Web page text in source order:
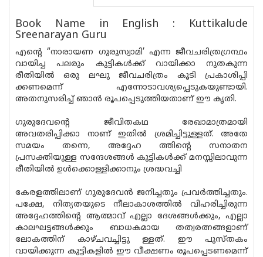
Book Name in English : Kuttikalude
Sreenarayan Guru
എന്റെ “നാരായണ ഗുരുസ്വാമി’ എന്ന ജീവചരിത്രഗ്രന്ഥം
വായിച്ച പലരും കുട്ടികൾക്ക് വായിക്കാ നുതകുന്ന
രീതിയിൽ ഒരു ലഘു ജീവചരിത്രം കൂടി പ്രകാശിപ്പി
ക്കണമെന്ന് എന്നോടാവശ്യപ്പെടുകയുണ്ടായി.
അതനുസരിച്ച് ഞാൻ രൂപപ്പെടുത്തിയതാണ് ഈ കൃതി.
ഗുരുദേവന്റെ ജീവിതകഥ രേഖാമാത്രമായി
അവതരിപ്പിക്കാ നാണ് ഇതിൽ ശ്രമിച്ചിട്ടുള്ളത്. അതേ
സമയം തന്നെ, അദ്ദേഹ ത്തിന്റെ സനാതന
പ്രസക്തിയുള്ള സന്ദേശങ്ങൾ കുട്ടികൾക്ക് മനസ്സിലാവുന്ന
രീതിയിൽ ഉൾക്കൊള്ളിക്കാനും ശ്രദ്ധവച്ചി
കേരളത്തിലാണ് ഗുരുദേവൻ ജനിച്ചതും പ്രവർത്തിച്ചതും.
പക്ഷേ, നിത്യതയുടെ നീലാകാശത്തിൽ വിഹരിച്ചിരുന്ന
അദ്ദേഹത്തിന്റെ ആത്മാവ് എല്ലാ ദേശങ്ങൾക്കും, എല്ലാ
കാലഘട്ടങ്ങൾക്കും ബാധകമായ തത്വരത്നങ്ങളാണ്
ലോകത്തിന് കാഴ്ച‌വച്ചിട്ടു ള്ളത്. ഈ പുസ്‌തകം
വായിക്കുന്ന കുട്ടികളിൽ ഈ വീക്ഷണം രൂപപ്പെടണമെന്ന്